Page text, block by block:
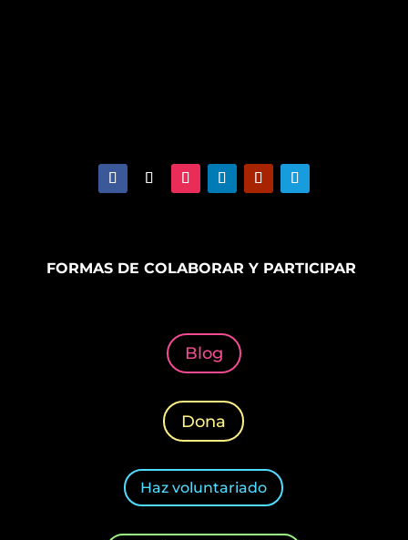
FORMAS DE COLABORAR Y PARTICIPAR
Blog
Dona
Haz voluntariado